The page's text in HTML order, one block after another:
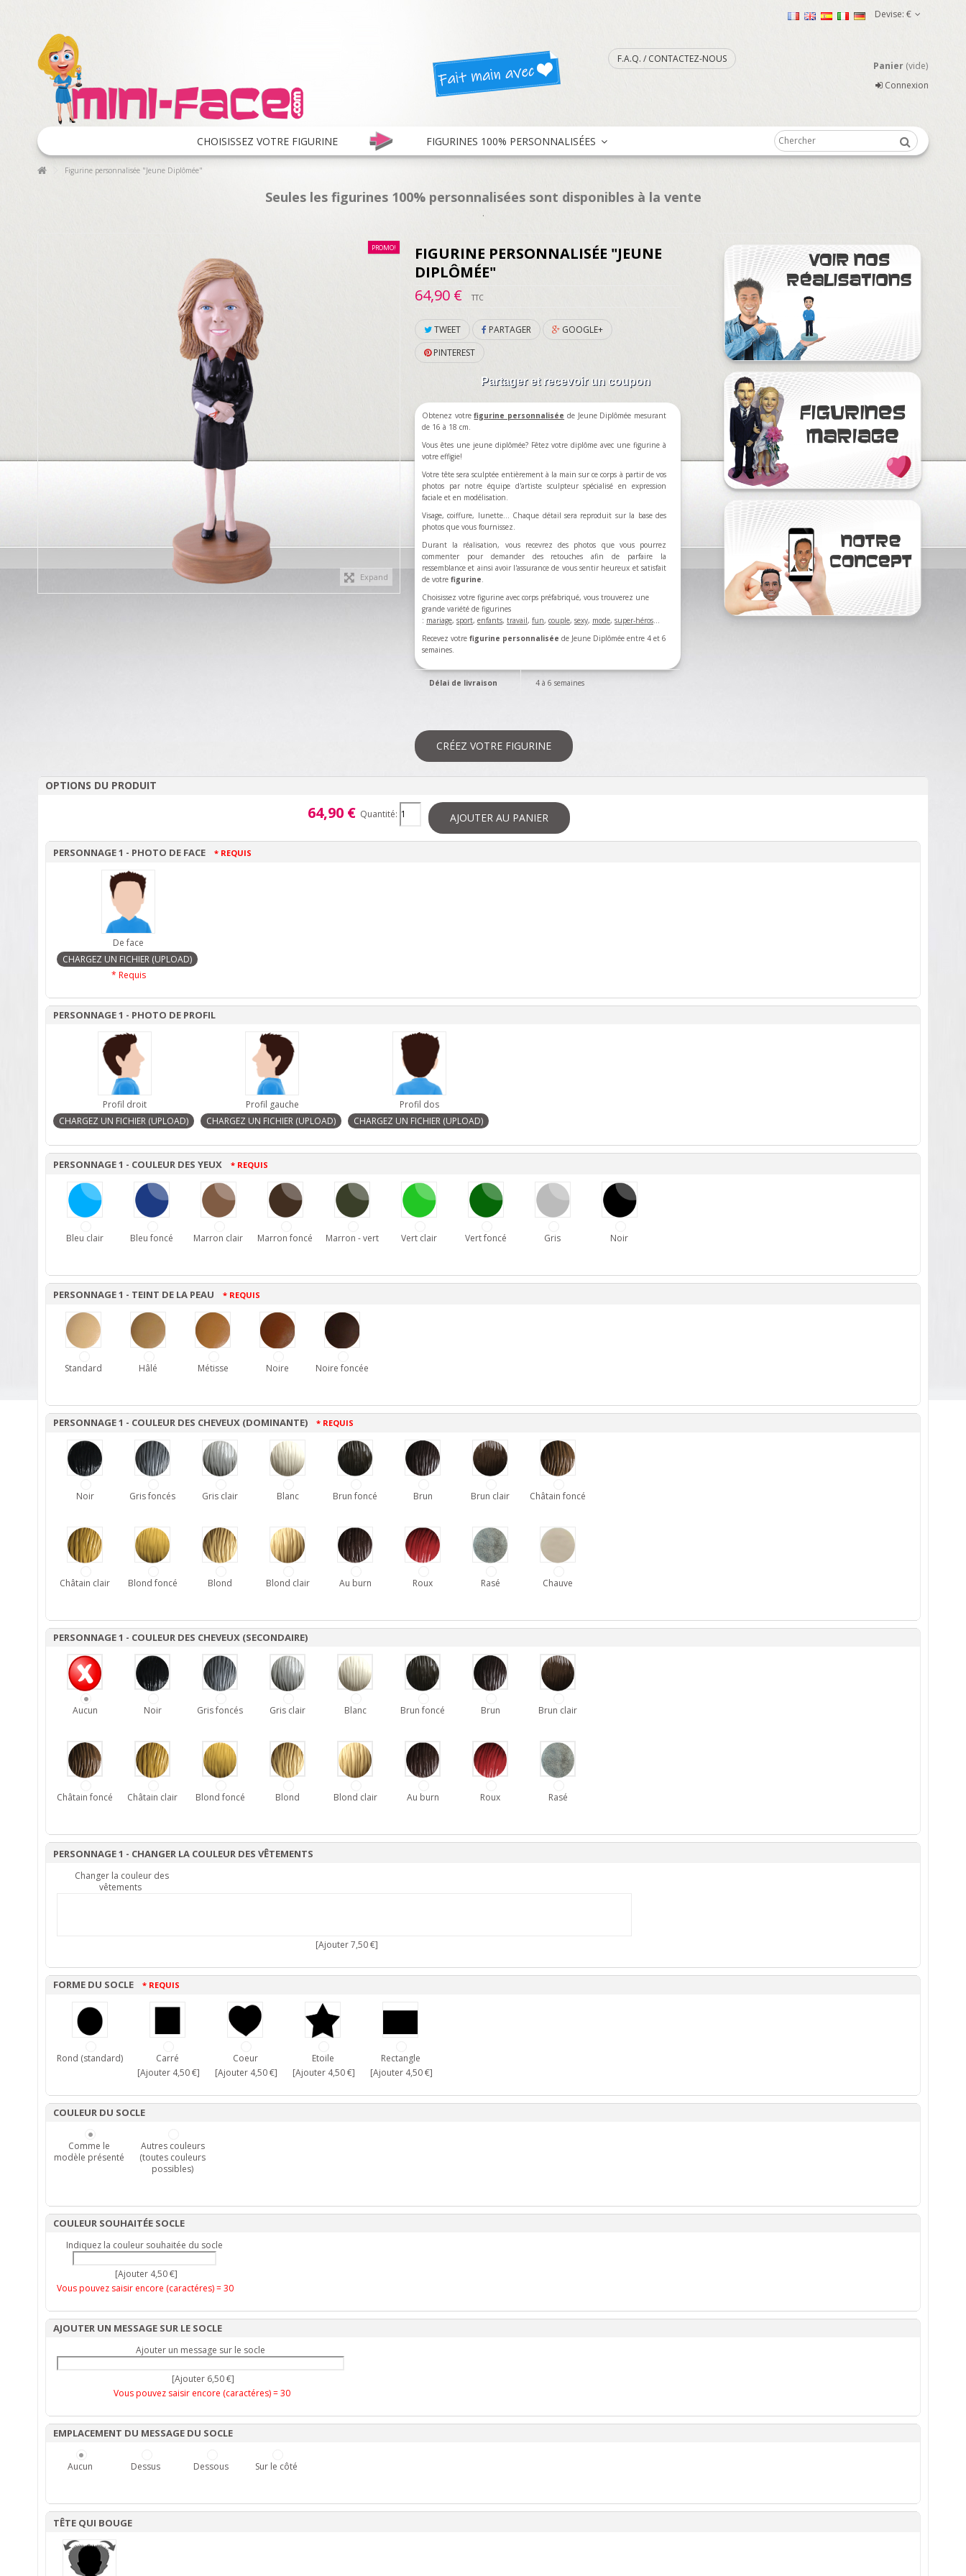
Devise: €
F.A.Q. / CONTACTEZ-NOUS
Panier (vide)
Connexion
CHOISISSEZ VOTRE FIGURINE FIGURINES 100% PERSONNALISÉES
Figurine personnalisée "Jeune Diplômée"
Seules les figurines 100% personnalisées sont disponibles à la vente
.
PROMO!
Expand
FIGURINE PERSONNALISÉE "JEUNE
DIPLÔMÉE"
64,90 €
TTC
TWEET PARTAGER
GOOGLE+
PINTEREST
Partager et recevoir un coupon
Obtenez votrefigurine personnalisée de Jeune Diplômée mesurant
de 16 à 18 cm.
Vous êtes une jeune diplômée? Fêtez votre diplôme avec une figurine à
votre effigie!
Votre tête sera sculptée entièrement à la main sur ce corps à partir de vos
photos par notre équipe d'artiste sculpteur spécialisé en expression
faciale et en modélisation.
Visage, coiffure, lunette... Chaque détail sera reproduit sur la base des
photos que vous fournissez.
Durant la réalisation, vous recevrez des photos que vous pourrez
commenter pour demander des retouches afin de parfaire la
ressemblance et ainsi avoir l'assurance de vous sentir heureux et satisfait
de votre figurine.
Choisissez votre figurine avec corps préfabriqué, vous trouverez une
grande variété de figurines
: mariage, sport, enfants, travail, fun, couple, sexy, mode, super-héros…
Recevez votre figurine personnalisée de Jeune Diplômée entre 4 et 6
semaines.
Délai de livraison 4 à 6 semaines
CRÉEZ VOTRE FIGURINE
OPTIONS DU PRODUIT
64,90 € Quantité: AJOUTER AU PANIER
PERSONNAGE 1 - PHOTO DE FACE * REQUIS
De face
* Requis
PERSONNAGE 1 - PHOTO DE PROFIL
Profil droit Profil gauche Profil dos
PERSONNAGE 1 - COULEUR DES YEUX * REQUIS
Bleu clair Bleu foncé Marron clair Marron foncé Marron - vert Vert clair Vert foncé Gris Noir
PERSONNAGE 1 - TEINT DE LA PEAU * REQUIS
Standard Hâlé Métisse Noire Noire foncée
PERSONNAGE 1 - COULEUR DES CHEVEUX (DOMINANTE) * REQUIS
Noir Gris foncés Gris clair Blanc Brun foncé Brun Brun clair Châtain foncé
Châtain clair Blond foncé Blond Blond clair Au burn Roux Rasé Chauve
PERSONNAGE 1 - COULEUR DES CHEVEUX (SECONDAIRE)
Aucun Noir Gris foncés Gris clair Blanc Brun foncé Brun Brun clair
Châtain foncé Châtain clair Blond foncé Blond Blond clair Au burn Roux Rasé
PERSONNAGE 1 - CHANGER LA COULEUR DES VÊTEMENTS
Changer la couleur des
vêtements
[Ajouter 7,50 €]
FORME DU SOCLE * REQUIS
Rond (standard)
Carré
[Ajouter 4,50 €]
Coeur
[Ajouter 4,50 €]
Etoile
[Ajouter 4,50 €]
Rectangle
[Ajouter 4,50 €]
COULEUR DU SOCLE
Comme le
modèle présenté
Autres couleurs
(toutes couleurs
possibles)
COULEUR SOUHAITÉE SOCLE
Indiquez la couleur souhaitée du socle
[Ajouter 4,50 €]
Vous pouvez saisir encore (caractéres) =30
AJOUTER UN MESSAGE SUR LE SOCLE
Ajouter un message sur le socle
[Ajouter 6,50 €]
Vous pouvez saisir encore (caractéres) =30
EMPLACEMENT DU MESSAGE DU SOCLE
Aucun Dessus Dessous Sur le côté
TÊTE QUI BOUGE